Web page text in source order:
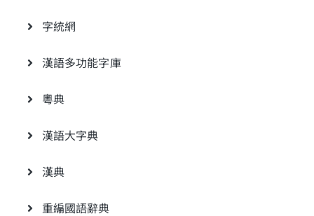
字統網
漢語多功能字庫
粵典
漢語大字典
漢典
重編國語辭典